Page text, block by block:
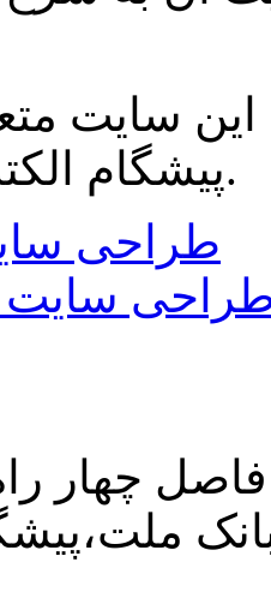
این سایت
پیشگاممیباشد.
طراحی
سایت
چهار